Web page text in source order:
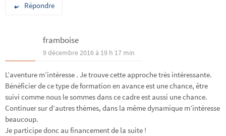
Répondre
framboise
9 décembre 2016 à 19 h 17 min
L’aventure m’intéresse . Je trouve cette approche très intéressante.
Bénéficier de ce type de formation en avance est une chance, être
suivi comme nous le sommes dans ce cadre est aussi une chance.
Continuer sur d’autres thèmes, dans la même dynamique m’intéresse
beaucoup.
Je participe donc au financement de la suite !